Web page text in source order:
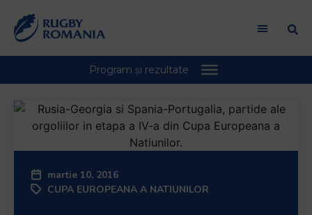
martie 10, 2016
CUPA EUROPEANA A NATIUNILOR